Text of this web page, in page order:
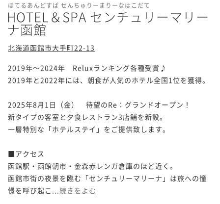
ほてるあんどすぱ せんちゅりーまりーなはこだて
HOTEL＆SPA センチュリーマリー
ナ函館
北海道函館市大手町22-13
2019年～2024年　Reluxランキング各種受賞♪
2019年と2022年には、朝食が人気のホテル全国1位を獲得。
2025年8月1日（金）　待望のRe：グランドオープン！
新タイプの客室と夕食レストラン3店舗を新設。
一層特別な「ホテルステイ」をご提供致します。
■アクセス
函館駅・函館朝市・金森赤レンガ倉庫のほど近く。
函館市街の夜景を臨む「センチュリーマリーナ」は旅への憧
憬を呼び起こ... 続きをよむ